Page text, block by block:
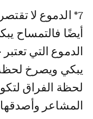
7* الدموع لا
أيضًا فالتمساح
الدموع التي
يبكي ويصرخ لحظة
لحظة الفراق
المشاعر